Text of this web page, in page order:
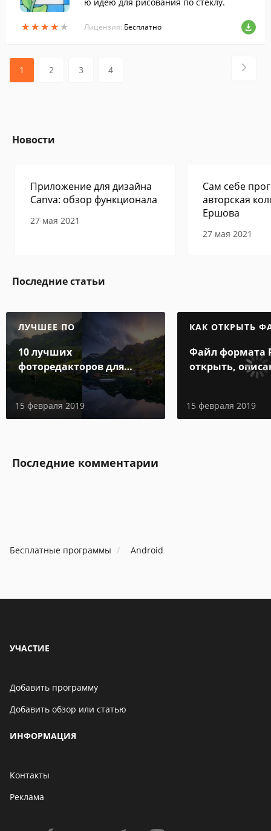
★★★★ ★
★★★★ ★ Лицензия: Бесплатно
1 2 3 4
Новости
Приложение для дизайна
Canva: обзор функционала
27 мая 2021
Сам себе
авторская
Ершова
27 мая 2021
Последние статьи
ЛУЧШЕЕ ПО
10 лучших
фоторедакторов для
Android
15 февраля 2019
КАК ОТКРЫТЬ
Файл формата
открыть,
особенности
15 февраля 2019
Последние комментарии
Бесплатные программы Android
УЧАСТИЕ
Добавить программу
Добавить обзор или статью
ИНФОРМАЦИЯ
Контакты
Реклама